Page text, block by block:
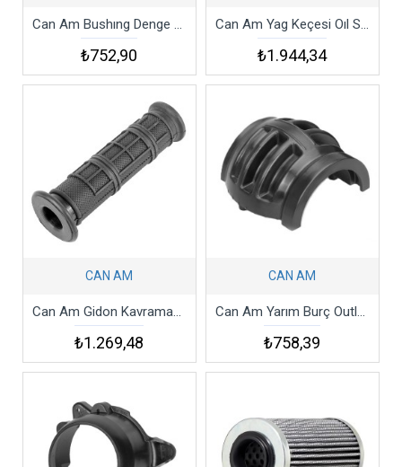
Can Am Bushıng Denge Kolu Burcu
₺752,90
Can Am Yag Keçesi Oıl Seal 2011-2015 Maverıck Outlander Max Dps Xrs Xxc Xt Xtp
₺1.944,34
CAN AM
Can Am Gidon Kavraması 2008-2015 Outlander Renegade Max 650 Handle Grıp
₺1.269,48
CAN AM
Can Am Yarım Burç Outlander 1000 Bushıng Half
₺758,39